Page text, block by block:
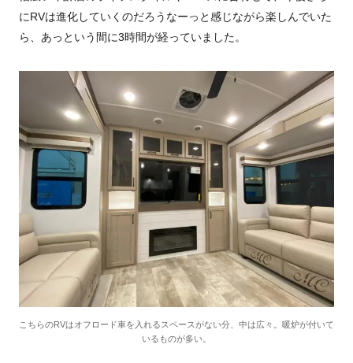
にRVは進化していくのだろうなーっと感じながら楽しんでいた
ら、あっという間に3時間が経っていました。
こちらのRVはオフロード車を入れるスペースがない分、中は広々。暖炉が付いて
いるものが多い。